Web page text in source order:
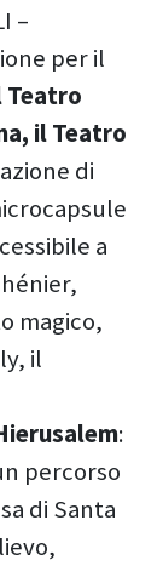
–
per il
Teatro
il Teatro
di
a
magico,
il
:
percorso
di Santa